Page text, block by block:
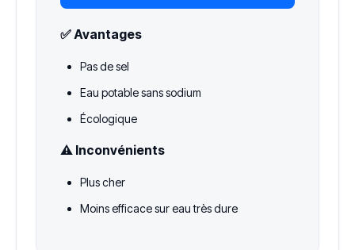
✅ Avantages
Pas de sel
Eau potable sans sodium
Écologique
⚠️ Inconvénients
Plus cher
Moins efficace sur eau très dure